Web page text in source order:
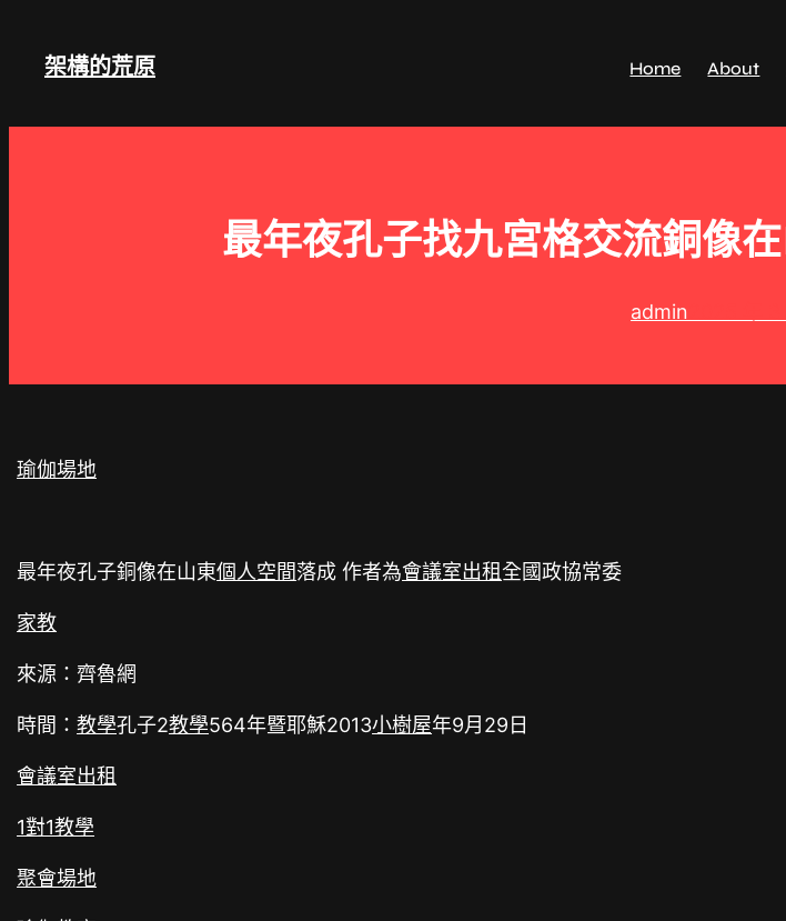
架構的荒原 Home About
最年夜孔子找九宮格交流銅像
admin
瑜伽場地
最年夜孔子銅像在山東個人空間落成 作者為會議室出租全國政協常委
家教
來源：齊魯網
時間：教學孔子2教學564年暨耶穌2013小樹屋年9月29日
會議室出租
1對1教學
聚會場地